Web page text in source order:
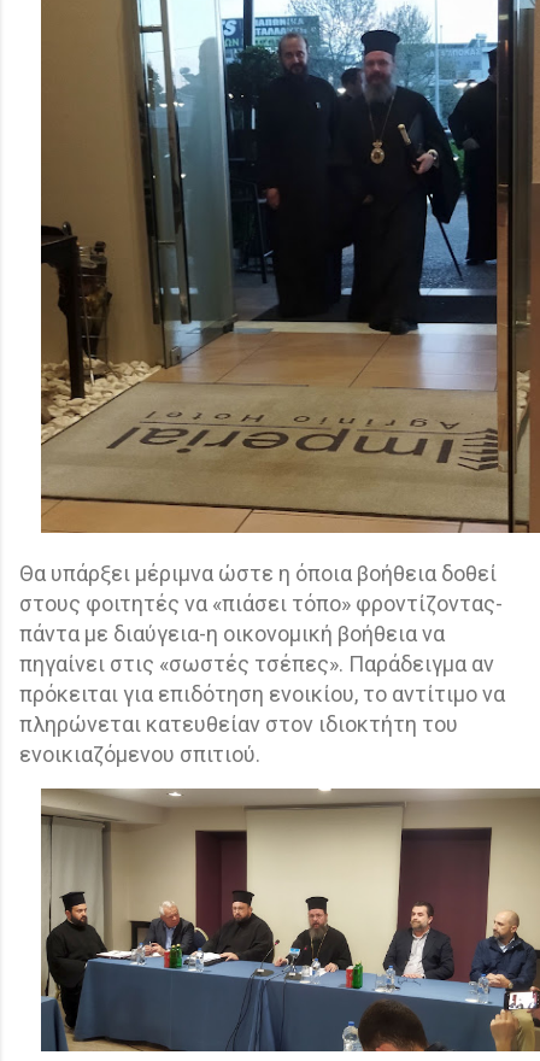
Θα υπάρξει μέριμνα ώστε η όποια βοήθεια δοθεί
στους φοιτητές να «πιάσει τόπο» φροντίζοντας-
πάντα με διαύγεια-η οικονομική βοήθεια να
πηγαίνει στις «σωστές τσέπες». Παράδειγμα αν
πρόκειται για επιδότηση ενοικίου, το αντίτιμο να
πληρώνεται κατευθείαν στον ιδιοκτήτη του
ενοικιαζόμενου σπιτιού.